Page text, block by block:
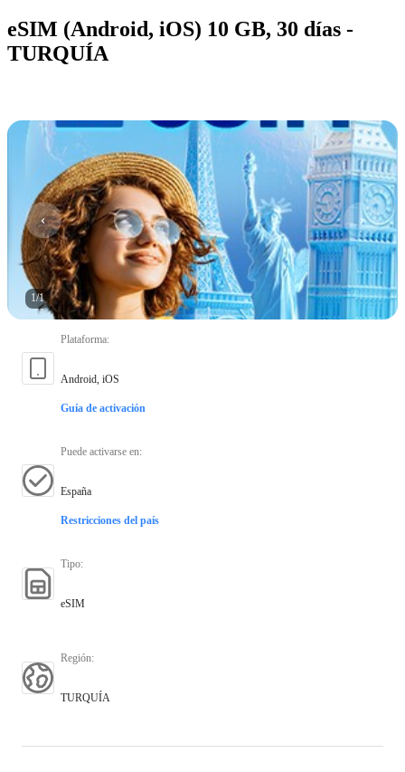
eSIM (Android, iOS) 10 GB, 30 días -
TURQUÍA
1/1
Plataforma:
Android, iOS
Guía de activación
Puede activarse en:
España
Restricciones del país
Tipo:
eSIM
Región:
TURQUÍA